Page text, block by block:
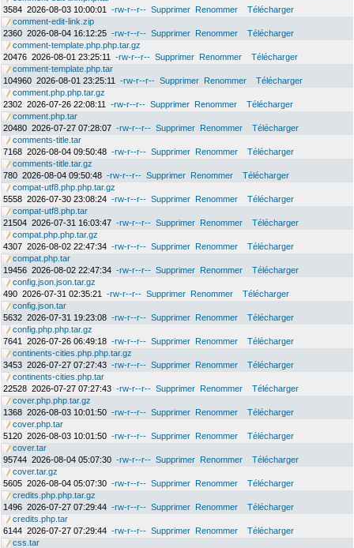
3584 2026-08-03 10:00:01 -rw-r--r-- Supprimer Renommer
Télécharger
comment-edit-link.zip
2360 2026-08-04 16:12:25 -rw-r--r-- Supprimer Renommer
Télécharger
comment-template.php.php.tar.gz
20476 2026-08-01 23:25:11 -rw-r--r-- Supprimer Renommer
Télécharger
comment-template.php.tar
104960 2026-08-01 23:25:11 -rw-r--r-- Supprimer Renommer
Télécharger
comment.php.php.tar.gz
2302 2026-07-26 22:08:11 -rw-r--r-- Supprimer Renommer
Télécharger
comment.php.tar
20480 2026-07-27 07:28:07 -rw-r--r-- Supprimer Renommer
Télécharger
comments-title.tar
7168 2026-08-04 09:50:48 -rw-r--r-- Supprimer Renommer
Télécharger
comments-title.tar.gz
780 2026-08-04 09:50:48 -rw-r--r-- Supprimer Renommer
Télécharger
compat-utf8.php.php.tar.gz
5558 2026-07-30 23:08:24 -rw-r--r-- Supprimer Renommer
Télécharger
compat-utf8.php.tar
21504 2026-07-31 16:03:47 -rw-r--r-- Supprimer Renommer
Télécharger
compat.php.php.tar.gz
4307 2026-08-02 22:47:34 -rw-r--r-- Supprimer Renommer
Télécharger
compat.php.tar
19456 2026-08-02 22:47:34 -rw-r--r-- Supprimer Renommer
Télécharger
config.json.json.tar.gz
490 2026-07-31 02:35:21 -rw-r--r-- Supprimer Renommer
Télécharger
config.json.tar
5632 2026-07-31 19:23:08 -rw-r--r-- Supprimer Renommer
Télécharger
config.php.php.tar.gz
7641
2026-07-26 06:49:18 -rw-r--r-- Supprimer Renommer
Télécharger
continents-cities.php.php.tar.gz
3453 2026-07-27 07:27:43 -rw-r--r-- Supprimer Renommer
Télécharger
continents-cities.php.tar
22528 2026-07-27 07:27:43 -rw-r--r-- Supprimer Renommer
Télécharger
cover.php.php.tar.gz
1368 2026-08-03 10:01:50 -rw-r--r-- Supprimer Renommer
Télécharger
cover.php.tar
5120 2026-08-03 10:01:50 -rw-r--r-- Supprimer Renommer
Télécharger
cover.tar
95744 2026-08-04 05:07:30 -rw-r--r-- Supprimer Renommer
Télécharger
cover.tar.gz
5605 2026-08-04 05:07:30 -rw-r--r-- Supprimer Renommer
Télécharger
credits.php.php.tar.gz
1496 2026-07-27 07:29:44 -rw-r--r-- Supprimer Renommer
Télécharger
credits.php.tar
6144 2026-07-27 07:29:44 -rw-r--r-- Supprimer Renommer
Télécharger
css.tar